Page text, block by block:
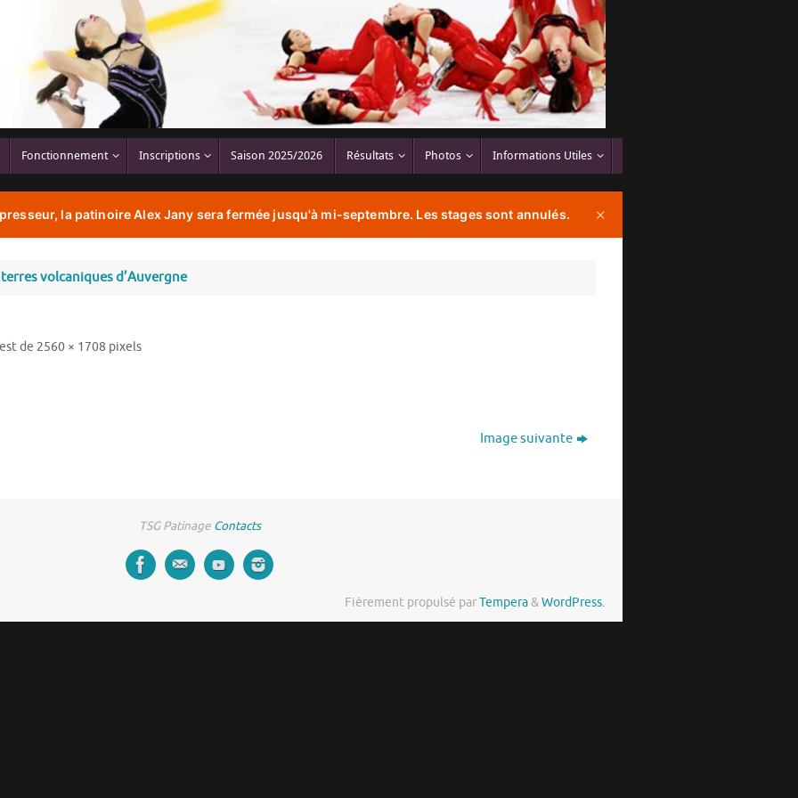
Fonctionnement Inscriptions Saison 2025/2026 Résultats Photos Informations Utiles
la patinoire Alex Jany sera fermée jusqu'à mi-septembre. Les stages sont annulés. ✕
volcaniques d’Auvergne
de 2560 × 1708 pixels
Image suivante
TSG Patinage Contacts
Fièrement propulsé parTempera&WordPress.